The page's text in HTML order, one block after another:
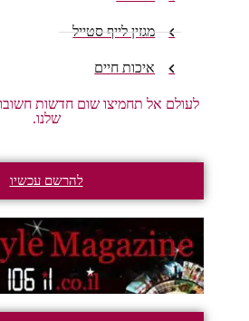
מגזין לייף סטייל
איכות חיים
לעולם אל תחמיצו שום חדשות
שלנו.
להרשם עכשיו